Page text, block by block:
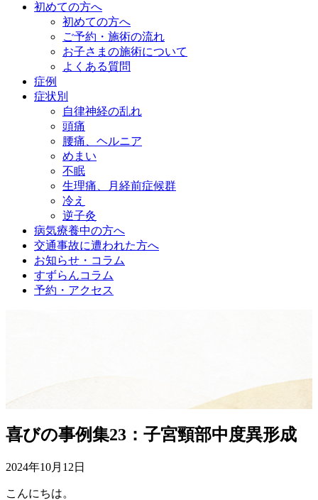
初めての方へ
初めての方へ
ご予約・施術の流れ
お子さまの施術について
よくある質問
症例
症状別
自律神経の乱れ
頭痛
腰痛、ヘルニア
めまい
不眠
生理痛、月経前症候群
冷え
逆子灸
病気療養中の方へ
交通事故に遭われた方へ
お知らせ・コラム
すずらんコラム
予約・アクセス
喜びの事例集23：子宮頸部中度異形成
2024年10月12日
こんにちは。